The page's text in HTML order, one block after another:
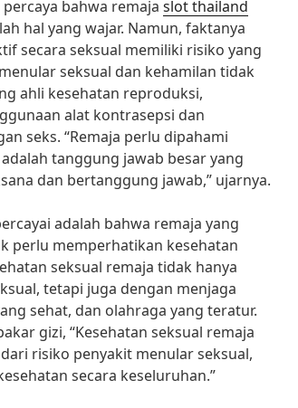
bahwa remaja slot thailand
hal yang wajar. Namun, faktanya
secara seksual memiliki risiko yang
seksual dan kehamilan tidak
ahli kesehatan reproduksi,
alat kontrasepsi dan
seks. “Remaja perlu dipahami
tanggung jawab besar yang
dan bertanggung jawab,” ujarnya.
adalah bahwa remaja yang
perlu memperhatikan kesehatan
seksual remaja tidak hanya
tetapi juga dengan menjaga
sehat, dan olahraga yang teratur.
gizi, “Kesehatan seksual remaja
risiko penyakit menular seksual,
secara keseluruhan.”